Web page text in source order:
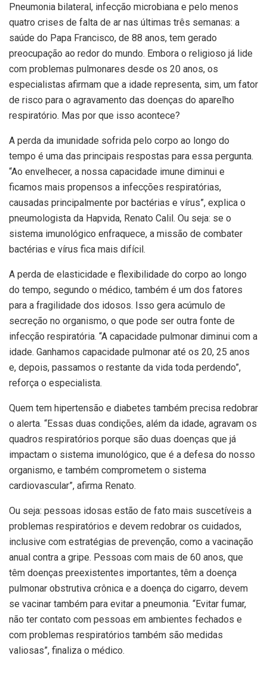
Pneumonia bilateral, infecção microbiana e pelo menos
quatro crises de falta de ar nas últimas três semanas: a
saúde do Papa Francisco, de 88 anos, tem gerado
preocupação ao redor do mundo. Embora o religioso já lide
com problemas pulmonares desde os 20 anos, os
especialistas afirmam que a idade representa, sim, um fator
de risco para o agravamento das doenças do aparelho
respiratório. Mas por que isso acontece?
A perda da imunidade sofrida pelo corpo ao longo do
tempo é uma das principais respostas para essa pergunta.
“Ao envelhecer, a nossa capacidade imune diminui e
ficamos mais propensos a infecções respiratórias,
causadas principalmente por bactérias e vírus”, explica o
pneumologista da Hapvida, Renato Calil. Ou seja: se o
sistema imunológico enfraquece, a missão de combater
bactérias e vírus fica mais difícil.
A perda de elasticidade e flexibilidade do corpo ao longo
do tempo, segundo o médico, também é um dos fatores
para a fragilidade dos idosos. Isso gera acúmulo de
secreção no organismo, o que pode ser outra fonte de
infecção respiratória. “A capacidade pulmonar diminui com a
idade. Ganhamos capacidade pulmonar até os 20, 25 anos
e, depois, passamos o restante da vida toda perdendo”,
reforça o especialista.
Quem tem hipertensão e diabetes também precisa redobrar
o alerta. “Essas duas condições, além da idade, agravam os
quadros respiratórios porque são duas doenças que já
impactam o sistema imunológico, que é a defesa do nosso
organismo, e também comprometem o sistema
cardiovascular”, afirma Renato.
Ou seja: pessoas idosas estão de fato mais suscetíveis a
problemas respiratórios e devem redobrar os cuidados,
inclusive com estratégias de prevenção, como a vacinação
anual contra a gripe. Pessoas com mais de 60 anos, que
têm doenças preexistentes importantes, têm a doença
pulmonar obstrutiva crônica e a doença do cigarro, devem
se vacinar também para evitar a pneumonia. “Evitar fumar,
não ter contato com pessoas em ambientes fechados e
com problemas respiratórios também são medidas
valiosas”, finaliza o médico.